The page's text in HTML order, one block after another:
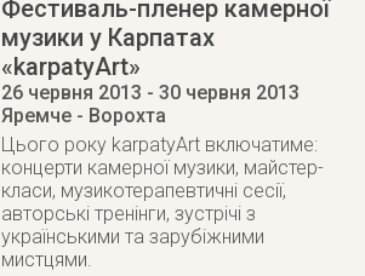
Фестиваль-пленер камерної
музики у Карпатах
«karpatyArt»
26 червня 2013 - 30 червня 2013
Яремче - Ворохта
Цього року karpatyArt включатиме:
концерти камерної музики, майстер-
класи, музикотерапевтичні сесії,
авторські тренінги, зустрічі з
українськими та зарубіжними
мистцями.